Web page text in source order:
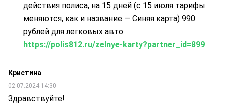
действия полиса, на 15 дней (с 15 июля тарифы
меняются, как и название — Синяя карта) 990
рублей для легковых авто
https://polis812.ru/zelnye-karty?partner_id=899
Кристина
02.07.2024 14:30
Здравствуйте!